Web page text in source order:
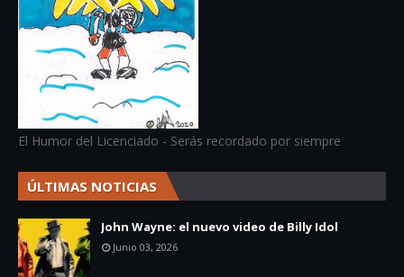
El Humor del Licenciado - Serás recordado por siempre
ÚLTIMAS NOTICIAS
John Wayne: el nuevo video de Billy Idol
Junio 03, 2026